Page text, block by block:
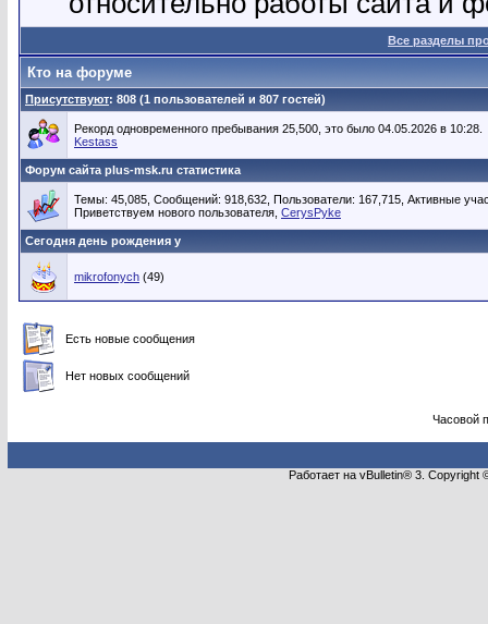
Все разделы
Кто на форуме
Присутствуют: 808 (1 пользователей и 807 гостей)
Рекорд одновременного пребывания 25,500, это было 04.05.2026 в 10:28.
Kestass
Форум сайта plus-msk.ru статистика
Темы: 45,085, Сообщений: 918,632, Пользователи: 167,715, Активные
Приветствуем нового пользователя, CerysPyke
Сегодня день рождения у
mikrofonych (49)
Есть новые сообщения
Нет новых сообщений
Часовой
Работает на vBulletin® 3.